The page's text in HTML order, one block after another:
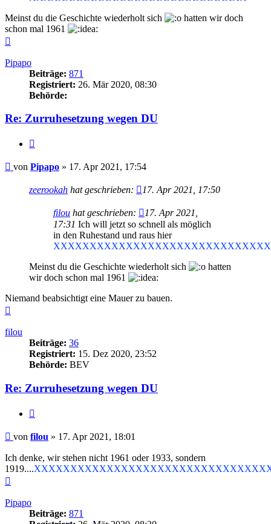
Meinst du die Geschichte wiederholt sich
hatten wir doch
schon mal 1961
Pipapo
Beiträge: 871
Registriert: 26. Mär 2020, 08:30
Behörde:
Re: Zurruhesetzung wegen DU
Beitrag
von Pipapo » 17. Apr 2021, 17:54
zeerookah hat geschrieben: 17. Apr 2021, 17:50
filou hat geschrieben:
17. Apr 2021,
17:31 Ich will jetzt so schnell als möglich
in den Ruhestand und raus hier
XXXXXXXXXXXXXXXXXXXXXXXXXXXXXX
Meinst du die Geschichte wiederholt sich
hatten
wir doch schon mal 1961
Niemand beabsichtigt eine Mauer zu bauen.
filou
Beiträge: 36
Registriert: 15. Dez 2020, 23:52
Behörde: BEV
Re: Zurruhesetzung wegen DU
Beitrag
von filou » 17. Apr 2021, 18:01
Ich denke, wir stehen nicht 1961 oder 1933, sondern
1919....
Pipapo
Beiträge: 871